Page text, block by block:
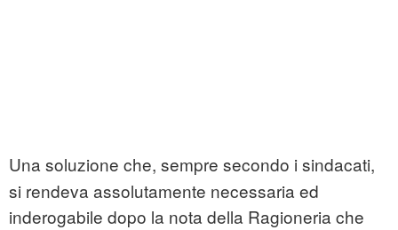
Una soluzione che, sempre secondo i sindacati,
si rendeva assolutamente necessaria ed
inderogabile dopo la nota della Ragioneria che